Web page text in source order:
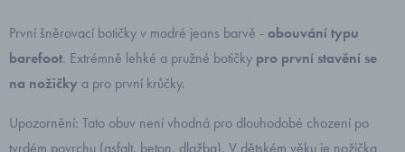
První šněrovací botičky v modré jeans barvě - obouvání typu
barefoot. Extrémně lehké a pružné botičky pro první stavění se
na nožičky a pro první krůčky.
Upozornění: Tato obuv není vhodná pro dlouhodobé chození po
tvrdém povrchu (asfalt, beton, dlažba). V dětském věku je nožička